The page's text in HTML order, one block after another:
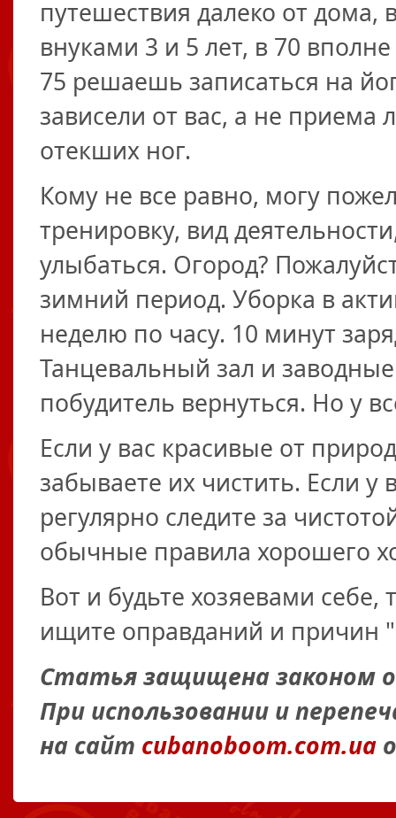
путешествия далеко от дома,
внуками 3 и 5 лет, в 70
75 решаешь записаться на
зависели от вас, а не приема
отекших ног.
Кому не все равно, могу
тренировку, вид
улыбаться. Огород?
зимний период. Уборка в
неделю по часу. 10 минут
Танцевальный зал и
побудитель вернуться. Но у
Если у вас красивые от
забываете их чистить. Если
регулярно следите за
обычные правила хорошего
Вот и будьте хозяевами
ищите оправданий и причин
Статья защищена законом
При использовании и
на сайт cubanoboom.com.ua